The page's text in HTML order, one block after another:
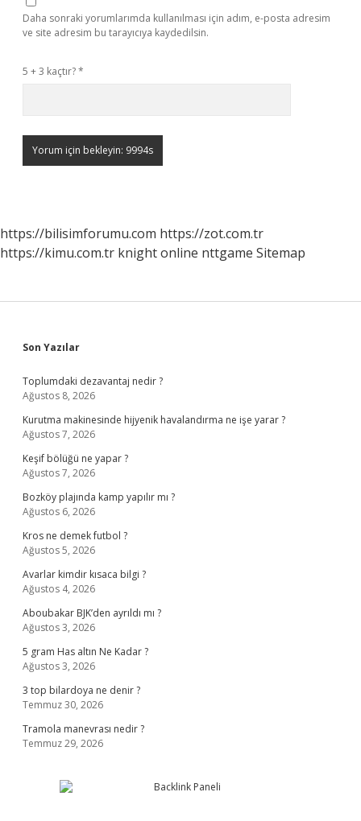
Daha sonraki yorumlarımda kullanılması için adım, e-posta adresim
ve site adresim bu tarayıcıya kaydedilsin.
5 + 3 kaçtır?*
https://bilisimforumu.com https://zot.com.tr
https://kimu.com.tr knight online nttgame Sitemap
Sidebar
Son Yazılar
Toplumdaki dezavantaj nedir ?
Ağustos 8, 2026
Kurutma makinesinde hijyenik havalandırma ne işe yarar ?
Ağustos 7, 2026
Keşif bölüğü ne yapar ?
Ağustos 7, 2026
Bozköy plajında kamp yapılır mı ?
Ağustos 6, 2026
Kros ne demek futbol ?
Ağustos 5, 2026
Avarlar kimdir kısaca bilgi ?
Ağustos 4, 2026
Aboubakar BJK’den ayrıldı mı ?
Ağustos 3, 2026
5 gram Has altın Ne Kadar ?
Ağustos 3, 2026
3 top bilardoya ne denir ?
Temmuz 30, 2026
Tramola manevrası nedir ?
Temmuz 29, 2026